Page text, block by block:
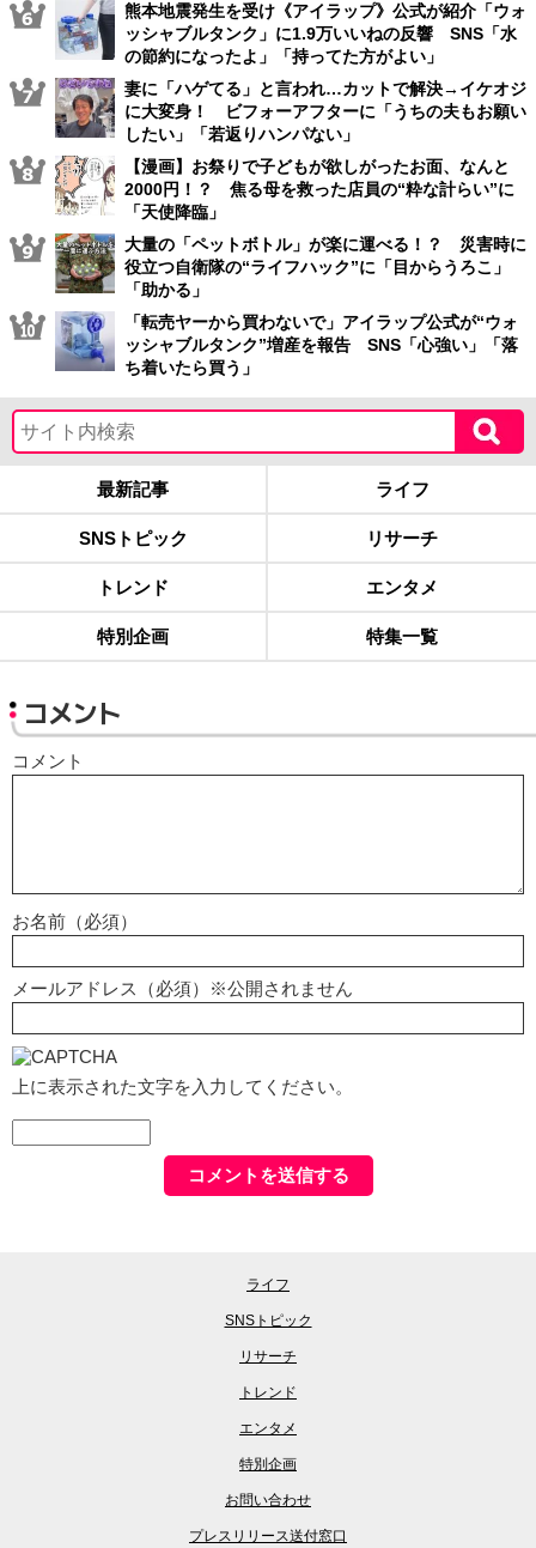
熊本地震発生を受け《アイラップ》公式が紹介「ウォ
ッシャブルタンク」に1.9万いいねの反響 SNS「水
の節約になったよ」「持ってた方がよい」
妻に「ハゲてる」と言われ…カットで解決→イケオジ
に大変身！ ビフォーアフターに「うちの夫もお願い
したい」「若返りハンパない」
【漫画】お祭りで子どもが欲しがったお面、なんと
2000円！？ 焦る母を救った店員の“粋な計らい”に
「天使降臨」
大量の「ペットボトル」が楽に運べる！？ 災害時に
役立つ自衛隊の“ライフハック”に「目からうろこ」
「助かる」
「転売ヤーから買わないで」アイラップ公式が“ウォ
ッシャブルタンク”増産を報告 SNS「心強い」「落
ち着いたら買う」
最新記事 ライフ
SNSトピック リサーチ
トレンド エンタメ
特別企画 特集一覧
コメント
コメント
お名前（必須）
メールアドレス（必須）※公開されません
上に表示された文字を入力してください。
ライフ
SNSトピック
リサーチ
トレンド
エンタメ
特別企画
お問い合わせ
プレスリリース送付窓口